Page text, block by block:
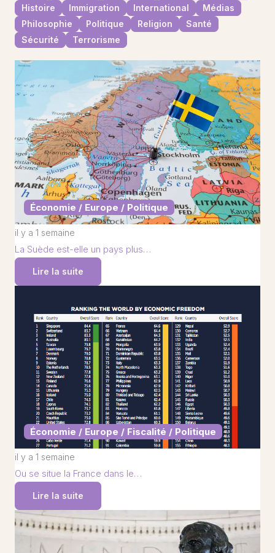
Histoire
Immigration International
Médias
Philosophie
Politique Religion
Santé
Sécurité
Terrorisme
Économie / Europe / Politique
il y a 1 semaine
La Suède est-elle un pays plus…
Lire la suite
Économie / Europe / Fiscalité / Politique
il y a 1 semaine
Ou se situe la France dans le…
Lire la suite